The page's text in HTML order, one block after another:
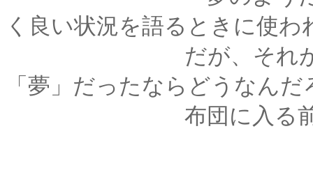
く良い状況を語るときに使わ
だが、それが「よ
「夢」だったならどうなん
布団に入る前に、ふ